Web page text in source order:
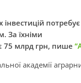
За їхніми
75 млрд грн, пише
академії